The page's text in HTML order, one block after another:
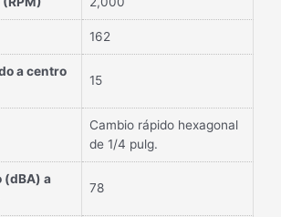
162
a centro
15
Cambio rápido hexagonal
de 1/4 pulg.
(dBA) a
78